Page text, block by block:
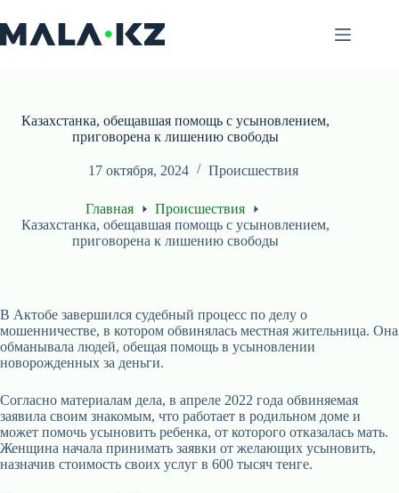
к
сути
Казахстанка, обещавшая помощь с усыновлением,
приговорена к лишению свободы
17 октября, 2024 Происшествия
Главная
Происшествия
Казахстанка, обещавшая помощь с усыновлением,
приговорена к лишению свободы
В Актобе завершился судебный процесс по делу о
мошенничестве, в котором обвинялась местная жительница. Она
обманывала людей, обещая помощь в усыновлении
новорожденных за деньги.
Согласно материалам дела, в апреле 2022 года обвиняемая
заявила своим знакомым, что работает в родильном доме и
может помочь усыновить ребенка, от которого отказалась мать.
Женщина начала принимать заявки от желающих усыновить,
назначив стоимость своих услуг в 600 тысяч тенге.